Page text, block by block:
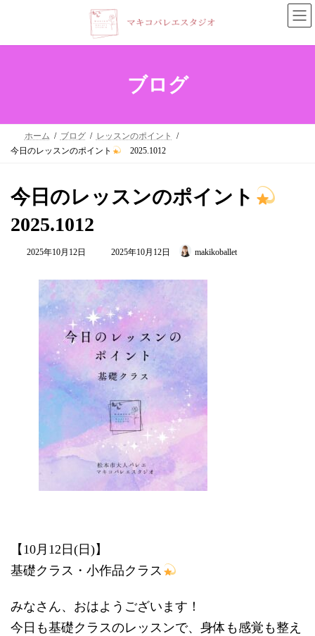
へ
ョ
ブログ
ホーム ブログ
レッスンのポイント
今日のレッスンのポイント
2025.1012
今日のレッスンのポイント
2025.1012
2025年10月12日
最
更
日
:
2025年10月12日 makikoballet
【10月12日(日)】
基礎クラス・小作品クラス
みなさん、おはようございます！
今日も基礎クラスのレッスンで、身体も感覚も整え